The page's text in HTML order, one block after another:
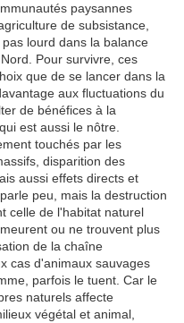
paysannes
de subsistance,
lourd dans la balance
Pour survivre, ces
que de se lancer dans la
aux fluctuations du
de bénéfices à la
est aussi le nôtre.
touchés par les
disparition des
aussi effets directs et
peu, mais la destruction
celle de l'habitat naturel
ou ne trouvent plus
de la chaîne
cas d'animaux sauvages
parfois le tuent. Car le
naturels affecte
végétal et animal,